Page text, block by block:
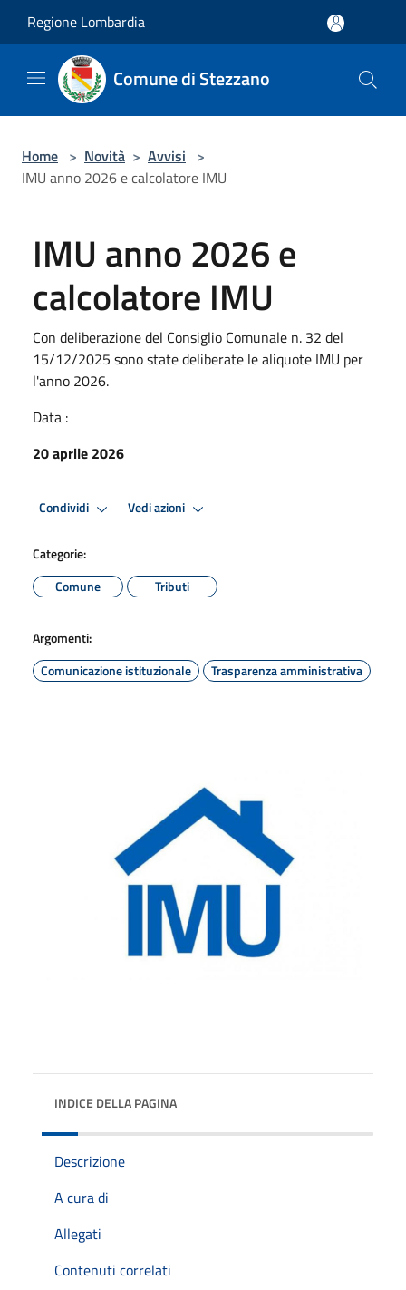
Regione Lombardia
Comune di Stezzano
Home > Novità > Avvisi >
IMU anno 2026 e calcolatore IMU
IMU anno 2026 e
calcolatore IMU
Con deliberazione del Consiglio Comunale n. 32 del
15/12/2025 sono state deliberate le aliquote IMU per
l'anno 2026.
Data :
20 aprile 2026
Condividi Vedi azioni
Categorie:
Comune
Tributi
Argomenti:
Comunicazione istituzionale
Trasparenza amministrativa
INDICE DELLA PAGINA
Descrizione
A cura di
Allegati
Contenuti correlati